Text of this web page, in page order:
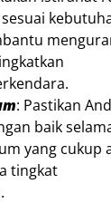
: Pastikan
baik
yang cukup
tingkat